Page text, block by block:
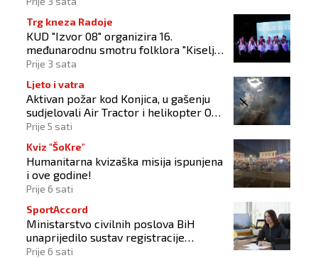
Trg kneza Radoje
KUD "Izvor 08" organizira 16.
međunarodnu smotru folklora "Kiseljak
2026"
Prije 3 sata
Ljeto i vatra
Aktivan požar kod Konjica, u gašenju
sudjelovali Air Tractor i helikopter OS-
a BiH
Prije 5 sati
Kviz "ŠoKre"
Humanitarna kvizaška misija ispunjena
i ove godine!
Prije 6 sati
SportAccord
Ministarstvo civilnih poslova BiH
unaprijedilo sustav registracije
sportskih organizacija
Prije 6 sati